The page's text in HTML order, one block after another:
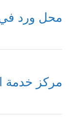
محل ورد في
مركز خدمة